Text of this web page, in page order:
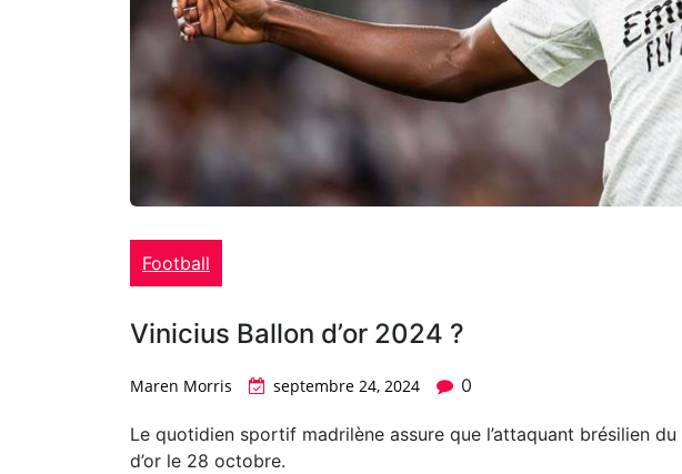
Football
Vinicius Ballon d’or 2024 ?
Maren Morris septembre 24, 2024 0
Le quotidien sportif madrilène assure que l’attaquant brésilien
d’or le 28 octobre.